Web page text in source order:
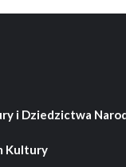
i Dziedzictwa
Kultury